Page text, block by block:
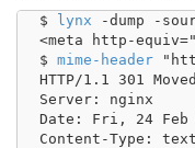
$ lynx -dump -
<meta http-
$ mime-header
HTTP/1.1 301
Server: nginx
Date: Fri, 24 Feb
Content-Type: